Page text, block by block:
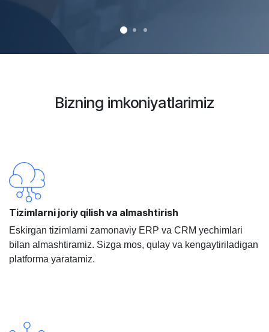
Bizning imkoniyatlarimiz​
Tizimlarni joriy qilish va almashtirish
Eskirgan tizimlarni zamonaviy ERP va CRM yechimlari
bilan almashtiramiz. Sizga mos, qulay va kengaytiriladigan
platforma yaratamiz.